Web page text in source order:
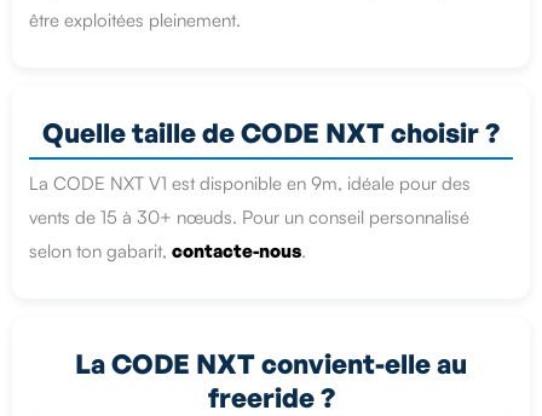
être exploitées pleinement.
Quelle taille de CODE NXT choisir ?
La CODE NXT V1 est disponible en 9m, idéale pour des
vents de 15 à 30+ nœuds. Pour un conseil personnalisé
selon ton gabarit, contacte-nous.
La CODE NXT convient-elle au
freeride ?